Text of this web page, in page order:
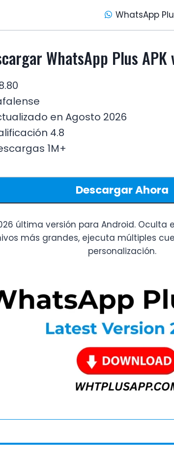
WhatsApp
WhatsApp Plus
en Agosto 2026
4.8
1M+
Descargar Ahora
última versión para Android.
más grandes, ejecuta múltiples
personalización.